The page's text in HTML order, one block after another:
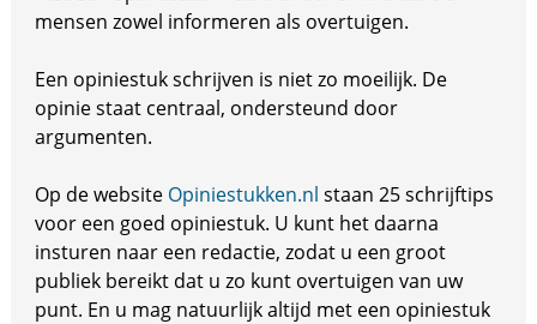
mensen zowel informeren als overtuigen.
Een opiniestuk schrijven is niet zo moeilijk. De
opinie staat centraal, ondersteund door
argumenten.
Op de website Opiniestukken.nl staan 25 schrijftips
voor een goed opiniestuk. U kunt het daarna
insturen naar een redactie, zodat u een groot
publiek bereikt dat u zo kunt overtuigen van uw
punt. En u mag natuurlijk altijd met een opiniestuk